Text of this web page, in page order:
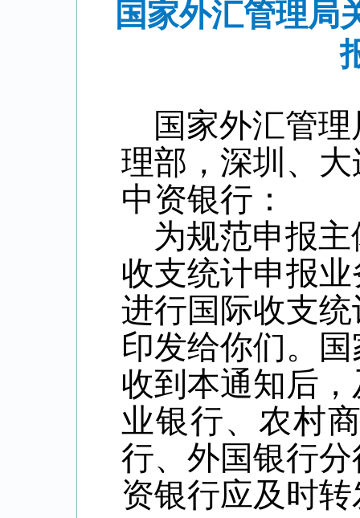
国家外汇管理局
国家外汇管
理部，深圳、
中资银行：
为规范申报
收支统计申报
进行国际收支
印发给你们。
收到本通知后
业银行、农村
行、外国银行
资银行应及时